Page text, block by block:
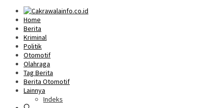
Home
Berita
Kriminal
Politik
Otomotif
Olahraga
Tag Berita
Berita Otomotif
Lainnya
Indeks